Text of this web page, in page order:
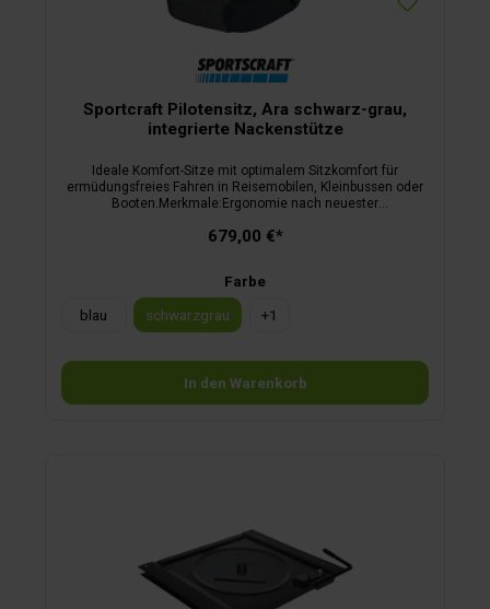
Sportcraft Pilotensitz, Ara schwarz-grau,
integrierte Nackenstütze
Ideale Komfort-Sitze mit optimalem Sitzkomfort für
ermüdungsfreies Fahren in Reisemobilen, Kleinbussen oder
Booten.Merkmale:Ergonomie nach neuester
formalästhetischen GesichtspunktenFertigung in modernster
Rückenlehneverstellbare Nackenstütze (bei
S8.1)höhenverstellbare Armlehnen aus Kaltschaum mit
Aluminiumkernhochwertige attraktive Bezugsstoffeauf
Wunsch auch lieferbar mit verstellbarer Lordosenstütze und
679,00 €*
Farbe
blau
schwarzgrau +1
In den Warenkorb